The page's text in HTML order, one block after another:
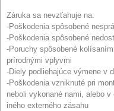
Záruka sa nevzťahuje na:
-Poškodenia spôsobené
-Poškodenia spôsobené
-Poruchy spôsobené
prírodnými vplyvmi
-Diely podliehajúce výmene v
-Poškodenia vzniknuté pri
neboli vykonané nami, alebo
iného externého zásahu